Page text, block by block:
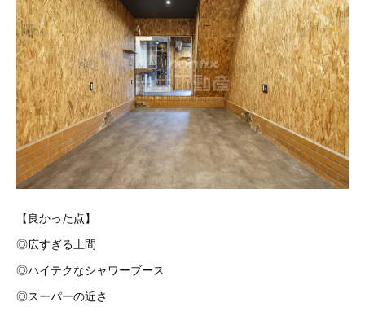
【良かった点】
◎広すぎる土間
◎ハイテクなシャワーブース
◎スーパーの近さ